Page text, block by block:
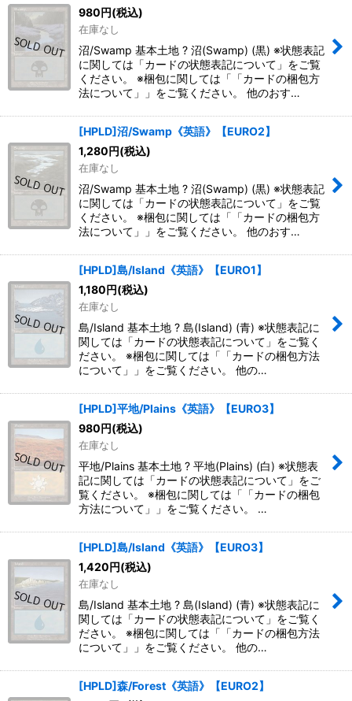
980円(税込)
在庫なし
沼/Swamp 基本土地 ? 沼(Swamp) (黒) ※状態表記
に関しては「カードの状態表記について」をご覧
ください。 ※梱包に関しては「「カードの梱包方
法について」」をご覧ください。 他のおす…
[HPLD]沼/Swamp《英語》【EURO2】
1,280円(税込)
在庫なし
沼/Swamp 基本土地 ? 沼(Swamp) (黒) ※状態表記
に関しては「カードの状態表記について」をご覧
ください。 ※梱包に関しては「「カードの梱包方
法について」」をご覧ください。 他のおす…
[HPLD]島/Island《英語》【EURO1】
1,180円(税込)
在庫なし
島/Island 基本土地 ? 島(Island) (青) ※状態表記に
関しては「カードの状態表記について」をご覧く
ださい。 ※梱包に関しては「「カードの梱包方法
について」」をご覧ください。 他の…
[HPLD]平地/Plains《英語》【EURO3】
980円(税込)
在庫なし
平地/Plains 基本土地 ? 平地(Plains) (白) ※状態表
記に関しては「カードの状態表記について」をご
覧ください。 ※梱包に関しては「「カードの梱包
方法について」」をご覧ください。 …
[HPLD]島/Island《英語》【EURO3】
1,420円(税込)
在庫なし
島/Island 基本土地 ? 島(Island) (青) ※状態表記に
関しては「カードの状態表記について」をご覧く
ださい。 ※梱包に関しては「「カードの梱包方法
について」」をご覧ください。 他の…
[HPLD]森/Forest《英語》【EURO2】